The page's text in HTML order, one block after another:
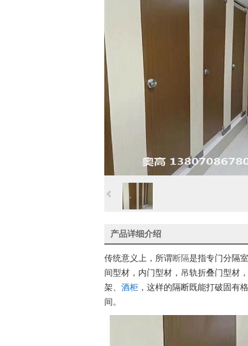
产品详细介绍
传统意义上，所谓断隔是指专门分隔
间型材，内门型材，吊轨折叠门型材
架、 酒柜 ，这样的隔断既能打破固有
间。